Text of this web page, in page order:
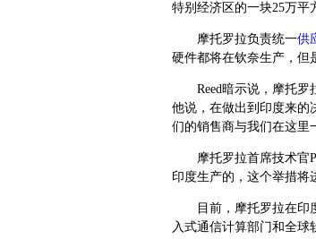
特别经济区的一块25万平
摩托罗拉负责统一供
硬件都将在钦奈生产，但
Reed暗示说，摩托罗拉
他说，在做出到印度来的
们的销售商与我们在这里
摩托罗拉首席技术官
印度生产的，这个举措将
目前，摩托罗拉在印度
入式通信计算部门和全球